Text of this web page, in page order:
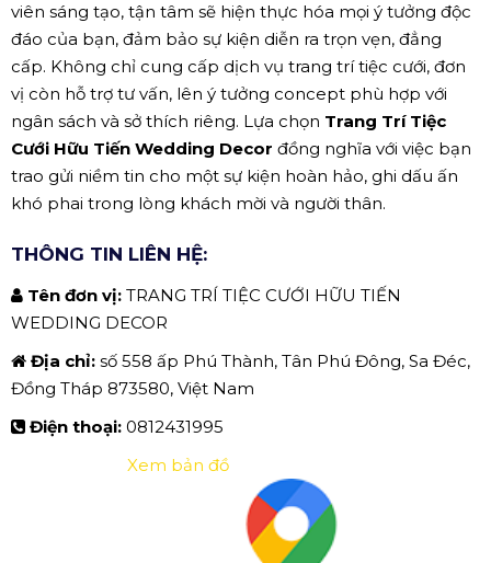
viên sáng tạo, tận tâm sẽ hiện thực hóa mọi ý tưởng độc
đáo của bạn, đảm bảo sự kiện diễn ra trọn vẹn, đẳng
cấp. Không chỉ cung cấp dịch vụ trang trí tiệc cưới, đơn
vị còn hỗ trợ tư vấn, lên ý tưởng concept phù hợp với
ngân sách và sở thích riêng. Lựa chọn Trang Trí Tiệc
Cưới Hữu Tiến Wedding Decor đồng nghĩa với việc bạn
trao gửi niềm tin cho một sự kiện hoàn hảo, ghi dấu ấn
khó phai trong lòng khách mời và người thân.
THÔNG TIN LIÊN HỆ:
Tên đơn vị: TRANG TRÍ TIỆC CƯỚI HỮU TIẾN
WEDDING DECOR
Địa chỉ: số 558 ấp Phú Thành, Tân Phú Đông, Sa Đéc,
Đồng Tháp 873580, Việt Nam
Điện thoại: 0812431995
Xem bản đồ